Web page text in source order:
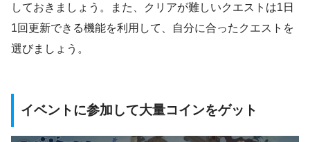
しておきましょう。また、クリアが難しいクエストは1日
1回更新できる機能を利用して、自分に合ったクエストを
選びましょう。
イベントに参加して大量コインをゲット